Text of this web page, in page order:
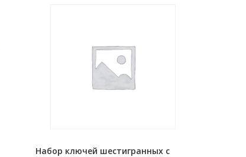
Набор ключей шестигранных с